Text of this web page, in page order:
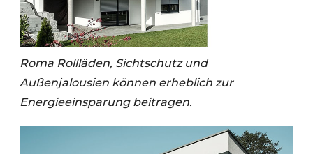
Roma Rollläden, Sichtschutz und
Außenjalousien können erheblich zur
Energieeinsparung beitragen.